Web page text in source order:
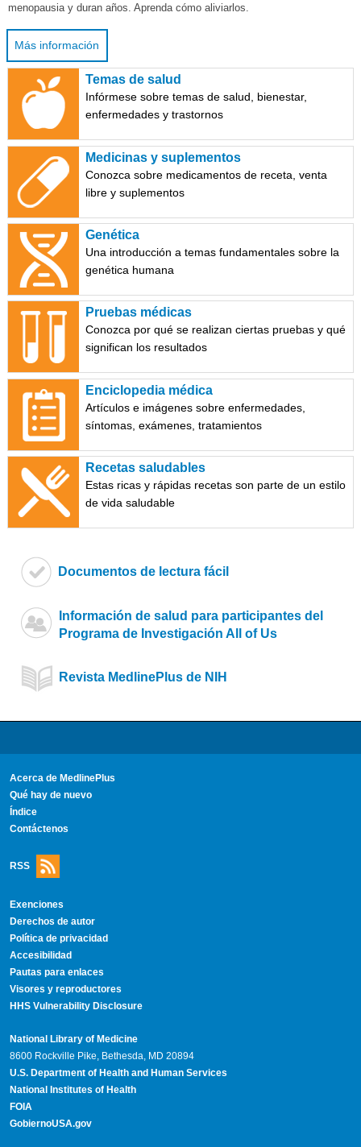
menopausia y duran años. Aprenda cómo aliviarlos.
Más información
Temas de salud
Infórmese sobre temas de salud, bienestar,
enfermedades y trastornos
Medicinas y suplementos
Conozca sobre medicamentos de receta, venta
libre y suplementos
Genética
Una introducción a temas fundamentales sobre la
genética humana
Pruebas médicas
Conozca por qué se realizan ciertas pruebas y qué
significan los resultados
Enciclopedia médica
Artículos e imágenes sobre enfermedades,
síntomas, exámenes, tratamientos
Recetas saludables
Estas ricas y rápidas recetas son parte de un estilo
de vida saludable
Documentos de lectura fácil
Información de salud para participantes del
Programa de Investigación All of Us
Revista MedlinePlus de NIH
Acerca de MedlinePlus
Qué hay de nuevo
Índice
Contáctenos
RSS
Exenciones
Derechos de autor
Política de privacidad
Accesibilidad
Pautas para enlaces
Visores y reproductores
HHS Vulnerability Disclosure
National Library of Medicine
8600 Rockville Pike, Bethesda, MD 20894
U.S. Department of Health and Human Services
National Institutes of Health
FOIA
GobiernoUSA.gov